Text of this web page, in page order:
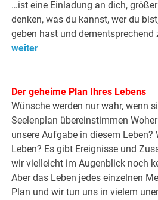
…ist eine Einladung an dich,
denken, was du kannst, wer du
geben hast und dementsprechend
weiter
Der geheime Plan Ihres Lebens
Wünsche werden nur wahr, wenn
Seelenplan übereinstimmen
unsere Aufgabe in diesem Leben?
Leben? Es gibt Ereignisse und
wir vielleicht im Augenblick noch
Aber das Leben jedes einzelnen
Plan und wir tun uns in vielem